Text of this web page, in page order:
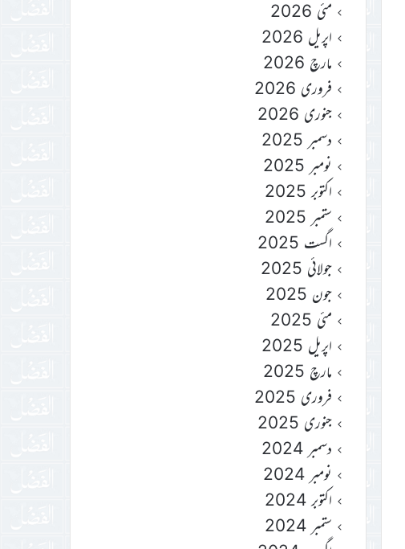
مئی 2026
اپریل 2026
مارچ 2026
فروری 2026
جنوری 2026
دسمبر 2025
نومبر 2025
اکتوبر 2025
ستمبر 2025
اگست 2025
جولائی 2025
جون 2025
مئی 2025
اپریل 2025
مارچ 2025
فروری 2025
جنوری 2025
دسمبر 2024
نومبر 2024
اکتوبر 2024
ستمبر 2024